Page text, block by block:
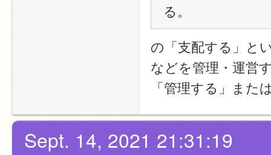
る。
の「支配する」と
などを管理・運営
「管理する」ま
Sept. 14, 2021 21:31:19